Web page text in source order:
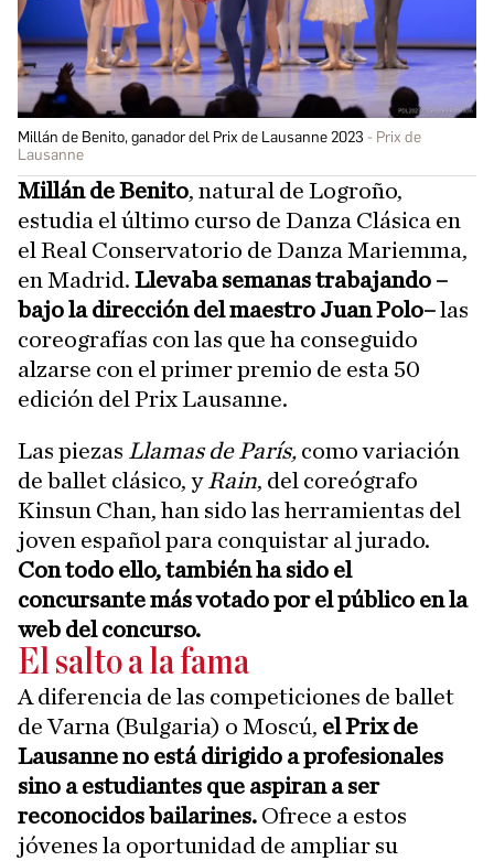
Millán de Benito, ganador del Prix de Lausanne 2023
Prix de
Lausanne
Millán de Benito, natural de Logroño,
estudia el último curso de Danza Clásica en
el Real Conservatorio de Danza Mariemma,
en Madrid. Llevaba semanas trabajando –
bajo la dirección del maestro Juan Polo–las
coreografías con las que ha conseguido
alzarse con el primer premio de esta 50
edición del Prix Lausanne.
Las piezas Llamas de París, como variación
de ballet clásico, y Rain, del coreógrafo
Kinsun Chan, han sido las herramientas del
joven español para conquistar al jurado.
Con todo ello, también ha sido el
concursante más votado por el público en la
web del concurso.
El salto a la fama
A diferencia de las competiciones de ballet
de Varna (Bulgaria) o Moscú, el Prix de
Lausanne no está dirigido a profesionales
sino a estudiantes que aspiran a ser
reconocidos bailarines. Ofrece a estos
jóvenes la oportunidad de ampliar su